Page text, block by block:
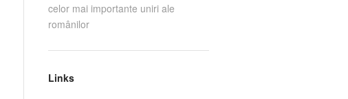
celor mai importante uniri ale
românilor
Links